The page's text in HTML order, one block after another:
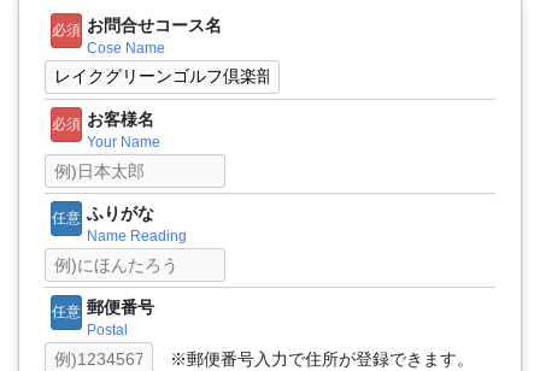
必須 お問合せコース名
Cose Name
必須 お客様名
Your Name
任意 ふりがな
Name Reading
任意 郵便番号
Postal
※郵便番号入力で住所が登録できます。